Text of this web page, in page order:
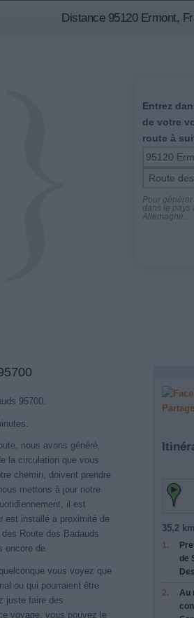
Distance 95120 Ermont,
Entrez
de votre
route à
Pour
dans le pays
Allemagne...
95700.
nous avons généré,
la circulation que vous
chemin, doivent prendre
mettons à jour notre
il est
est installé à proximité de
Route des Badauds
encore de.
vous voyez que
ou qui pourraient être
juste faire des
voyage, vous pouvez le
35,2
1.
de
2. Au